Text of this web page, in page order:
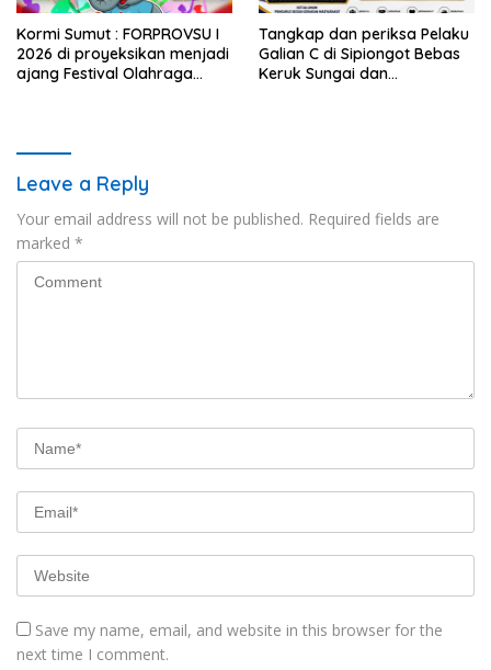
Kormi Sumut : FORPROVSU I
2026 di proyeksikan menjadi
ajang Festival Olahraga
Tangkap dan periksa Pelaku
Galian C di Sipiongot Bebas
Keruk Sungai dan
Leave a Reply
Your email address will not be published. Required fields are
marked *
Save my name, email, and website in this browser for the
next time I comment.